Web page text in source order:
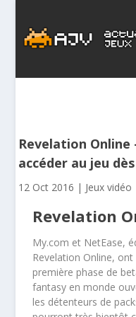
Revelation
accéder au jeu
12 Oct 2016 | Jeux vidéo
Revelation
My.com et NetEase,
Revelation Online,
première phase de
fantasy en monde
les détenteurs de